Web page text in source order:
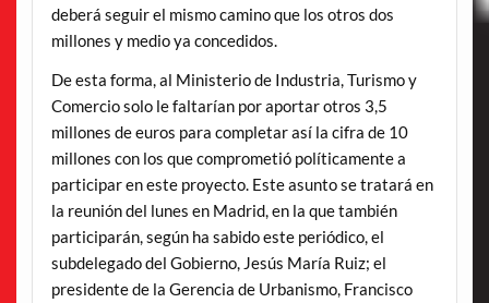
deberá seguir el mismo camino que los otros dos
millones y medio ya concedidos.
De esta forma, al Ministerio de Industria, Turismo y
Comercio solo le faltarían por aportar otros 3,5
millones de euros para completar así la cifra de 10
millones con los que comprometió políticamente a
participar en este proyecto. Este asunto se tratará en
la reunión del lunes en Madrid, en la que también
participarán, según ha sabido este periódico, el
subdelegado del Gobierno, Jesús María Ruiz; el
presidente de la Gerencia de Urbanismo, Francisco